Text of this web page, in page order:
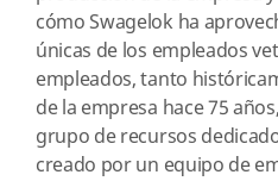
cómo Swagelok ha
únicas de los empleados
empleados, tanto
de la empresa hace 75
grupo de recursos
creado por un equipo de